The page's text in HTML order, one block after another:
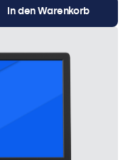
In den Warenkorb